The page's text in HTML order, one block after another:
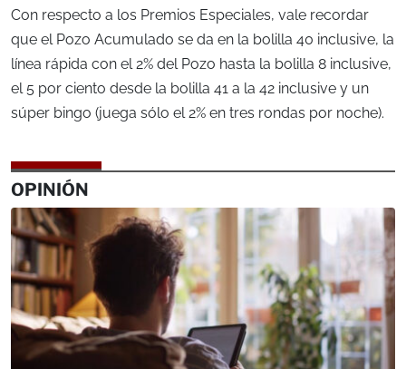
Con respecto a los Premios Especiales, vale recordar
que el Pozo Acumulado se da en la bolilla 40 inclusive, la
línea rápida con el 2% del Pozo hasta la bolilla 8 inclusive,
el 5 por ciento desde la bolilla 41 a la 42 inclusive y un
súper bingo (juega sólo el 2% en tres rondas por noche).
OPINIÓN